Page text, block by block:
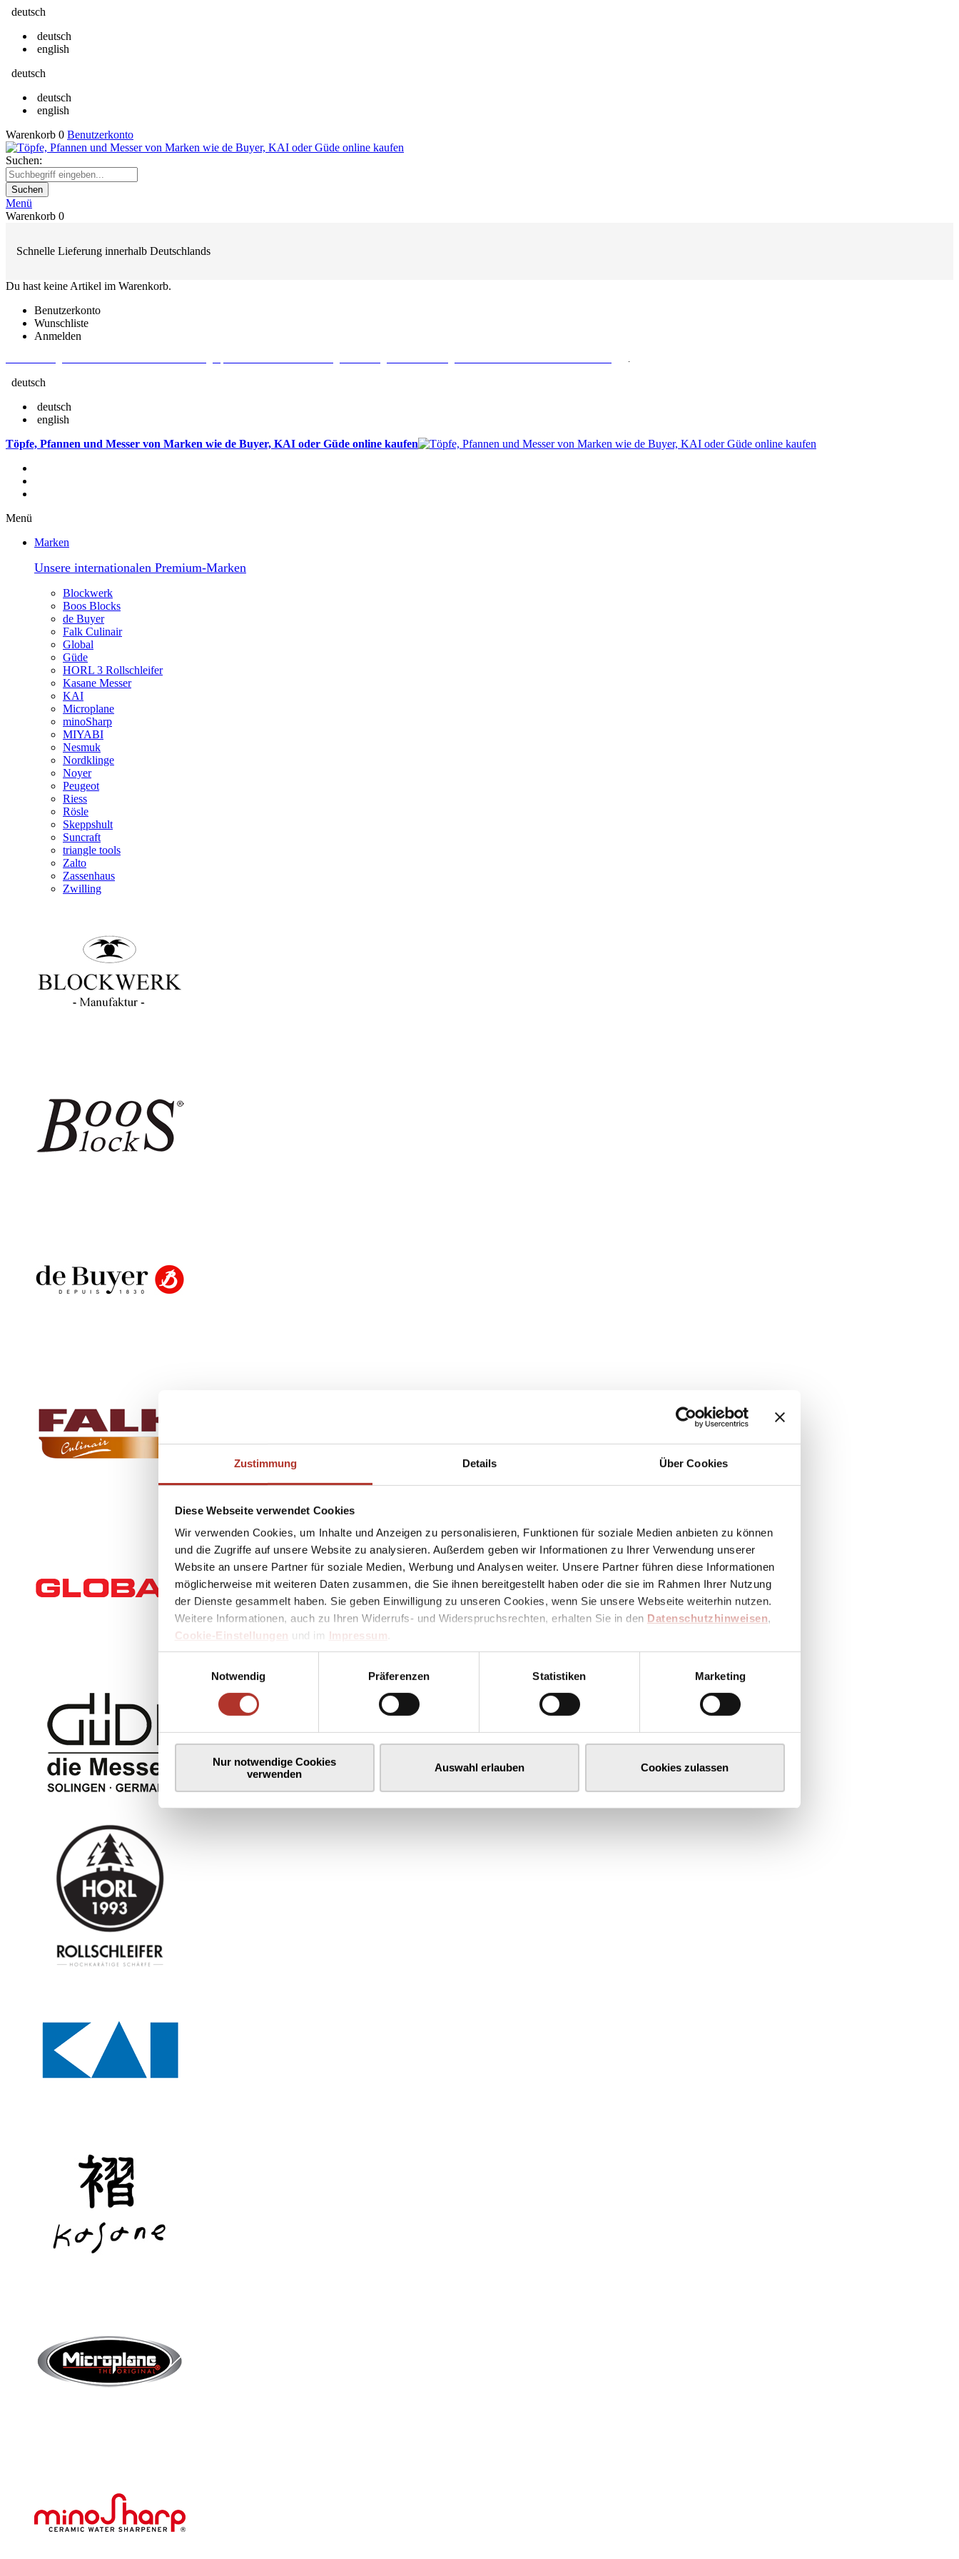
Zustimmung Details Über Cookies
Diese Webseite verwendet Cookies
Wir verwenden Cookies, um Inhalte und Anzeigen zu personalisieren, Funktionen für soziale Medien anbieten zu können
und die Zugriffe auf unsere Website zu analysieren. Außerdem geben wir Informationen zu Ihrer Verwendung unserer
Website an unsere Partner für soziale Medien, Werbung und Analysen weiter. Unsere Partner führen diese Informationen
möglicherweise mit weiteren Daten zusammen, die Sie ihnen bereitgestellt haben oder die sie im Rahmen Ihrer Nutzung
der Dienste gesammelt haben. Sie geben Einwilligung zu unseren Cookies, wenn Sie unsere Webseite weiterhin nutzen.
Weitere Informationen, auch zu Ihren Widerrufs- und Widerspruchsrechten, erhalten Sie in den Datenschutzhinweisen,
Cookie-Einstellungen und im Impressum
Notwendig
Präferenzen Statistiken Marketing
Nur notwendige Cookies
verwenden
Auswahl erlauben Cookies zulassen
deutsch
deutsch
english
deutsch
deutsch
english
Warenkorb 0 Benutzerkonto
Suchen:
Suchen
Menü
Warenkorb 0
Schnelle Lieferung innerhalb Deutschlands
Du hast keine Artikel im Warenkorb.
Benutzerkonto
Wunschliste
Anmelden
.
deutsch
deutsch
english
Töpfe, Pfannen und Messer von Marken wie de Buyer, KAI oder Güde online kaufen
Menü
Marken
Unsere internationalen Premium-Marken
Blockwerk
Boos Blocks
de Buyer
Falk Culinair
Global
Güde
HORL 3 Rollschleifer
Kasane Messer
KAI
Microplane
minoSharp
MIYABI
Nesmuk
Nordklinge
Noyer
Peugeot
Riess
Rösle
Skeppshult
Suncraft
triangle tools
Zalto
Zassenhaus
Zwilling